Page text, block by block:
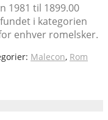
1981 til 1899.00
i kategorien
enhver romelsker.
Malecon, Rom